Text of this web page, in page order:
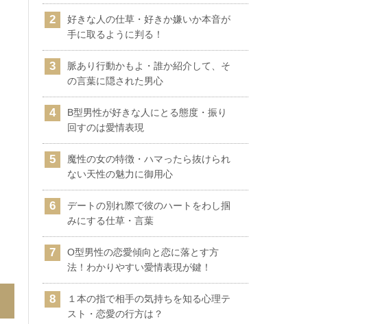
好きな人の仕草・好きか嫌いか本音が
手に取るように判る！
脈あり行動かもよ・誰か紹介して、そ
の言葉に隠された男心
B型男性が好きな人にとる態度・振り
回すのは愛情表現
魔性の女の特徴・ハマったら抜けられ
ない天性の魅力に御用心
デートの別れ際で彼のハートをわし掴
みにする仕草・言葉
O型男性の恋愛傾向と恋に落とす方
法！わかりやすい愛情表現が鍵！
１本の指で相手の気持ちを知る心理テ
スト・恋愛の行方は？